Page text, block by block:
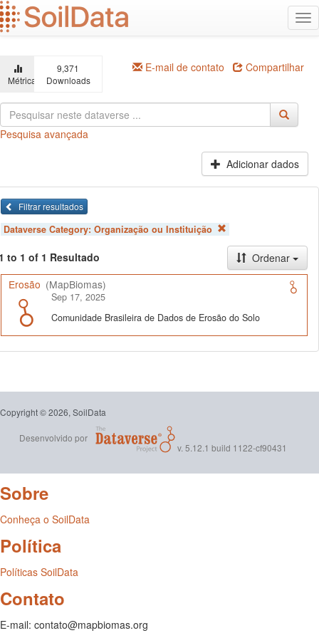
Ir
para
o
principal
Métricas
9,371
Downloads
E-mail de contato Compartilhar
Pesquisa avançada
Adicionar dados
Filtrar resultados
Dataverse Category: Organização ou Instituição
to 1 of 1 Resultado
Ordenar
Erosão (MapBiomas)
Sep 17, 2025
Comunidade Brasileira de Dados de Erosão do Solo
Copyright © 2026, SoilData
Desenvolvido por
v. 5.12.1 build 1122-cf90431
Sobre
Conheça o SoilData
Política
Políticas SoilData
Contato
E-mail: contato@mapbiomas.org